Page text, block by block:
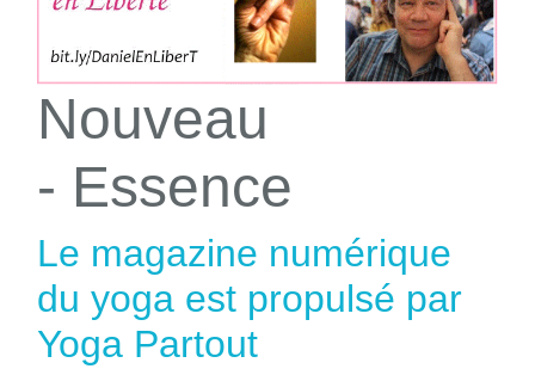
Nouveau
- Essence
Le magazine numérique
du yoga est propulsé par
Yoga Partout